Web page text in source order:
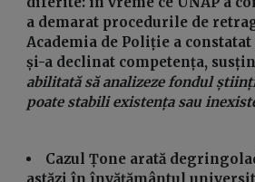
a demarat procedurile de
Academia de Poliție a
și-a declinat competența,
abilitată să analizeze fondul
poate stabili existența sau
Cazul Țone arată